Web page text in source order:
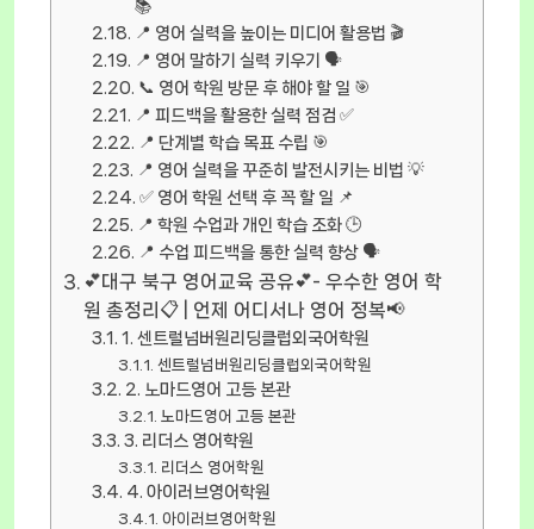
📚
📍 영어 실력을 높이는 미디어 활용법 🎬
📍 영어 말하기 실력 키우기 🗣️
📞 영어 학원 방문 후 해야 할 일 🎯
📍 피드백을 활용한 실력 점검 ✅
📍 단계별 학습 목표 수립 🎯
📍 영어 실력을 꾸준히 발전시키는 비법 💡
✅ 영어 학원 선택 후 꼭 할 일 📌
📍 학원 수업과 개인 학습 조화 🕒
📍 수업 피드백을 통한 실력 향상 🗣️
💕대구 북구 영어교육 공유💕- 우수한 영어 학
원 총정리📋 | 언제 어디서나 영어 정복📢
1. 센트럴넘버원리딩클럽외국어학원
센트럴넘버원리딩클럽외국어학원
2. 노마드영어 고등 본관
노마드영어 고등 본관
3. 리더스 영어학원
리더스 영어학원
4. 아이러브영어학원
아이러브영어학원